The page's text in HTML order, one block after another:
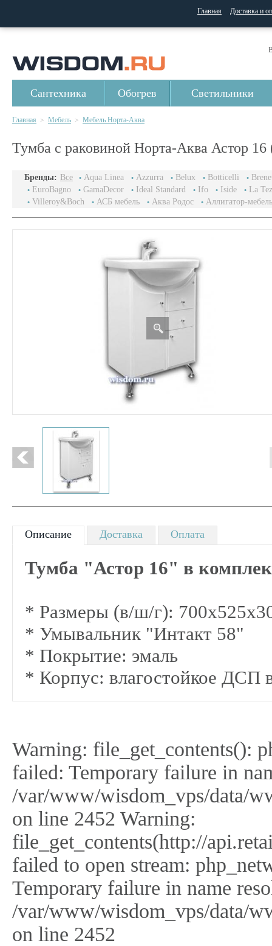
Главная Доставка и
Сантехника Обогрев Светильники
Главная > Мебель > Мебель Норта-Аква
Тумба с раковиной Норта-Аква Астор 16
Бренды: Все Aqua Linea Azzurra Belux Botticelli
EuroBagno
GamaDecor Ideal Standard Ifo Iside
La
Villeroy&Boch
АСБ мебель Аква Родос Аллигатор-мебель
Описание Доставка Оплата
Тумба "Астор 16" в
* Размеры (в/ш/г):
* Умывальник "Интакт 58"
* Покрытие: эмаль
* Корпус: влагостойкое ДСП
Warning: file_get_contents():
failed: Temporary failure in
/var/www/wisdom_vps/data/
on line 2452 Warning:
file_get_contents(http://
failed to open stream:
Temporary failure in name
/var/www/wisdom_vps/data/
on line 2452